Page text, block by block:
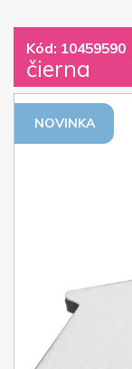
Kód: 10459590
čierna
NOVINKA